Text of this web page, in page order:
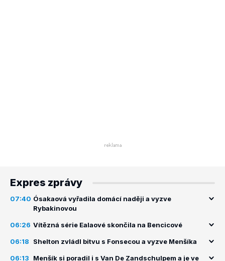
Expres zprávy
07:40 Ósakaová vyřadila domácí naději a vyzve
Rybakinovou
06:26 Vítězná série Ealaové skončila na Bencicové
06:18 Shelton zvládl bitvu s Fonsecou a vyzve Menšíka
06:13
Menšík si poradil i s Van De Zandschulpem a je ve